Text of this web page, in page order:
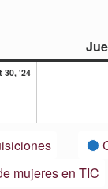
Jue
30, '2430
mujeres en TIC